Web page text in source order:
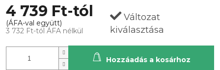
4 739 Ft-tól
3 732 Ft-tól ÁFA nélkül
Változat
kiválasztása
Hozzáadás a kosárhoz